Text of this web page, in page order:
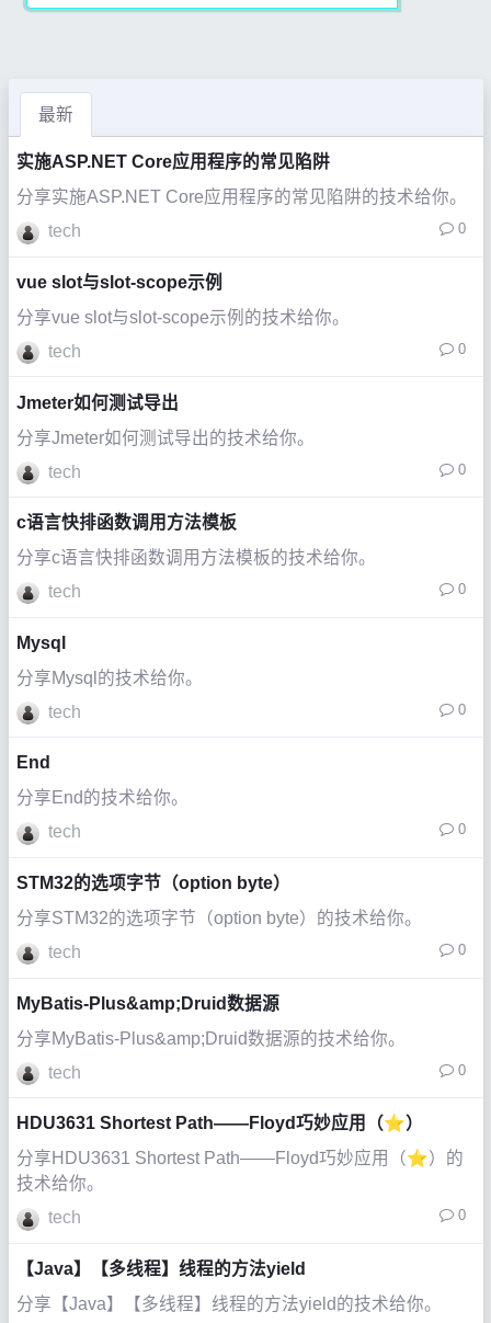
最新
实施ASP.NET Core应用程序的常见陷阱
分享实施ASP.NET Core应用程序的常见陷阱的技术给你。
tech
0
vue slot与slot-scope示例
分享vue slot与slot-scope示例的技术给你。
tech
0
Jmeter如何测试导出
分享Jmeter如何测试导出的技术给你。
tech
0
c语言快排函数调用方法模板
分享c语言快排函数调用方法模板的技术给你。
tech
0
Mysql
分享Mysql的技术给你。
tech
0
End
分享End的技术给你。
tech
0
STM32的选项字节（option byte）
分享STM32的选项字节（option byte）的技术给你。
tech
0
MyBatis-Plus&amp;Druid数据源
分享MyBatis-Plus&amp;Druid数据源的技术给你。
tech
0
HDU3631 Shortest Path——Floyd巧妙应用（⭐）
分享HDU3631 Shortest Path——Floyd巧妙应用（⭐）的
技术给你。
tech
0
【Java】【多线程】线程的方法yield
分享【Java】【多线程】线程的方法yield的技术给你。